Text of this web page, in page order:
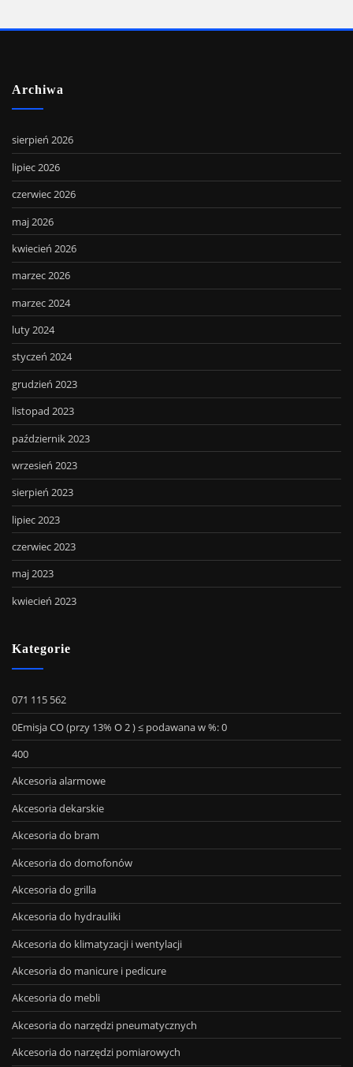
Archiwa
sierpień 2026
lipiec 2026
czerwiec 2026
maj 2026
kwiecień 2026
marzec 2026
marzec 2024
luty 2024
styczeń 2024
grudzień 2023
listopad 2023
październik 2023
wrzesień 2023
sierpień 2023
lipiec 2023
czerwiec 2023
maj 2023
kwiecień 2023
Kategorie
071 115 562
0Emisja CO (przy 13% O 2 ) ≤ podawana w %: 0
400
Akcesoria alarmowe
Akcesoria dekarskie
Akcesoria do bram
Akcesoria do domofonów
Akcesoria do grilla
Akcesoria do hydrauliki
Akcesoria do klimatyzacji i wentylacji
Akcesoria do manicure i pedicure
Akcesoria do mebli
Akcesoria do narzędzi pneumatycznych
Akcesoria do narzędzi pomiarowych